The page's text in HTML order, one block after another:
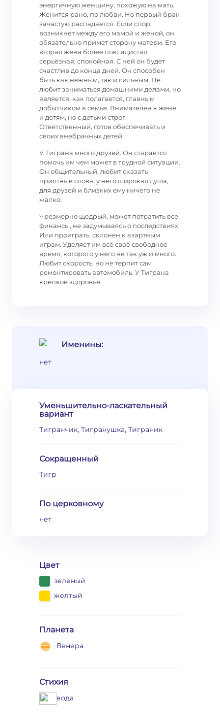
энергичную женщину, похожую на мать.
Женится рано, по любви. Но первый брак
зачастую распадается. Если спор
возникнет между его мамой и женой, он
обязательно примет сторону матери. Его
вторая жена более покладистая,
серьёзная, спокойная. С ней он будет
счастлив до конца дней. Он способен
быть как нежным, так и сильным. Не
любит заниматься домашними делами, но
является, как полагается, главным
добытчиком в семье. Внимателен к жене
и детям, но с детьми строг.
Ответственный, готов обеспечивать и
своих внебрачных детей.
У Тиграна много друзей. Он старается
помочь им чем может в трудной ситуации.
Он общительный, любит сказать
приятные слова, у него широкая душа,
для друзей и близких ему ничего не
жалко.
Чрезмерно щедрый, может потратить все
финансы, не задумываясь о последствиях.
Или проиграть, склонен к азартным
играм. Уделяет им всё своё свободное
время, которого у него не так уж и много.
Любит скорость, но не терпит сам
ремонтировать автомобиль. У Тиграна
крепкое здоровье.
Именины:
нет
Уменьшительно-ласкательный
вариант
Тигранчик, Тигранушка, Тиграник
Сокращенный
Тигр
По церковному
нет
Цвет
зеленый
желтый
Планета
Венера
Стихия
вода